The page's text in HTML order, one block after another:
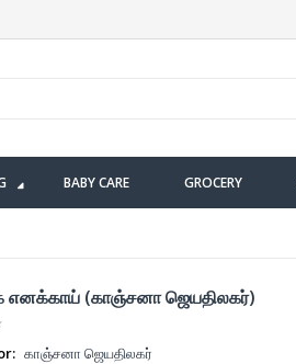
BABY CARE GROCERY
எனக்காய் (காஞ்சனா ஜெயதிலகர்)
காஞ்சனா ஜெயதிலகர்